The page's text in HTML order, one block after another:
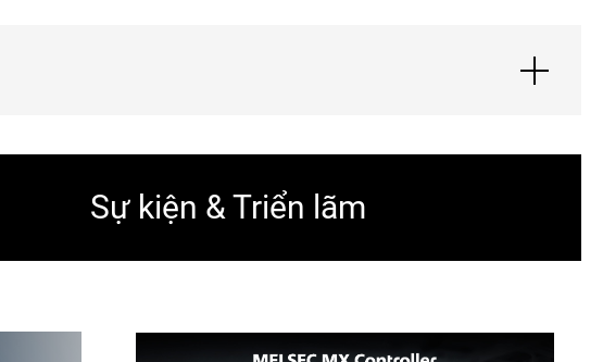
Sự kiện & Triển lãm